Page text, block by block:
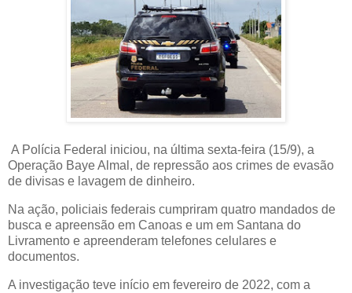
A Polícia Federal iniciou, na última sexta-feira (15/9), a
Operação Baye Almal, de repressão aos crimes de evasão
de divisas e lavagem de dinheiro.
Na ação, policiais federais cumpriram quatro mandados de
busca e apreensão em Canoas e um em Santana do
Livramento e apreenderam telefones celulares e
documentos.
A investigação teve início em fevereiro de 2022, com a